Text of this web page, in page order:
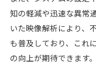
知の軽減や迅速な異常
いた映像解析により、
も普及しており、これ
の向上が期待できます。